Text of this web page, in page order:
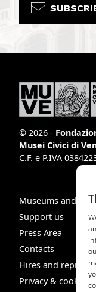
© 2026 -
Musei Civici di
C.F. e P.IVA
Museums and
Support us
Press Area
Contacts
Hires and
Privacy & cookie